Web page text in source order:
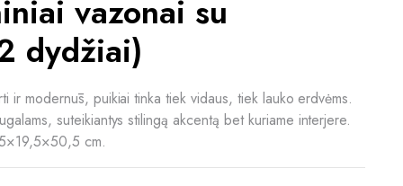
vazonai su
dydžiai)
ir modernūs, puikiai tinka tiek vidaus, tiek lauko erdvėms.
suteikiantys stilingą akcentą bet kuriame interjere.
cm.